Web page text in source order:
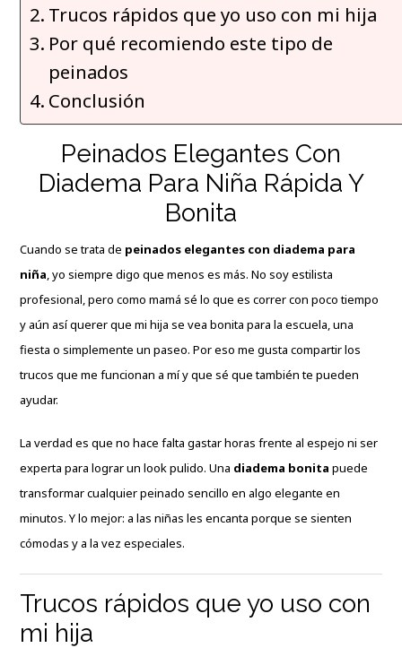
Trucos rápidos que yo uso con mi hija
Por qué recomiendo este tipo de
peinados
Conclusión
Peinados Elegantes Con
Diadema Para Niña Rápida Y
Bonita
Cuando se trata de peinados elegantes con diadema para
niña, yo siempre digo que menos es más. No soy estilista
profesional, pero como mamá sé lo que es correr con poco tiempo
y aún así querer que mi hija se vea bonita para la escuela, una
fiesta o simplemente un paseo. Por eso me gusta compartir los
trucos que me funcionan a mí y que sé que también te pueden
ayudar.
La verdad es que no hace falta gastar horas frente al espejo ni ser
experta para lograr un look pulido. Una diadema bonita puede
transformar cualquier peinado sencillo en algo elegante en
minutos. Y lo mejor: a las niñas les encanta porque se sienten
cómodas y a la vez especiales.
Trucos rápidos que yo uso con
mi hija